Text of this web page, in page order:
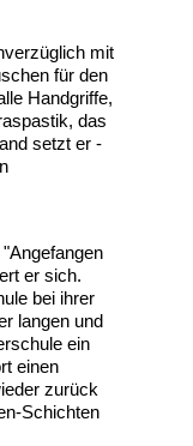
mit
für den
Handgriffe,
das
setzt er -
er sich.
bei ihrer
langen und
ein
einen
zurück
Schichten